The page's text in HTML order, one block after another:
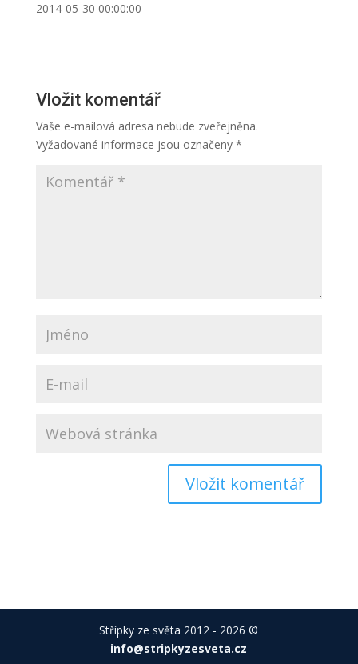
2014-05-30 00:00:00
Vložit komentář
Vaše e-mailová adresa nebude zveřejněna.
Vyžadované informace jsou označeny *
Střípky ze světa 2012 - 2026 ©
info@stripkyzesveta.cz